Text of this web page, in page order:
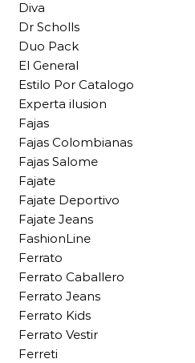
Diva
Dr Scholls
Duo Pack
El General
Estilo Por Catalogo
Experta ilusion
Fajas
Fajas Colombianas
Fajas Salome
Fajate
Fajate Deportivo
Fajate Jeans
FashionLine
Ferrato
Ferrato Caballero
Ferrato Jeans
Ferrato Kids
Ferrato Vestir
Ferreti